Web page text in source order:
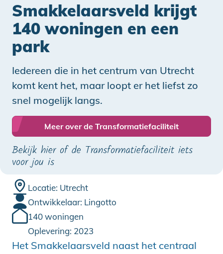
Smakkelaarsveld krijgt
140 woningen en een
park
Iedereen die in het centrum van Utrecht
komt kent het, maar loopt er het liefst zo
snel mogelijk langs.
Meer over de Transformatiefaciliteit
Bekijk hier of de Transformatiefaciliteit iets
voor jou is
Locatie: Utrecht
Ontwikkelaar: Lingotto
140 woningen
Oplevering: 2023
Het Smakkelaarsveld naast het centraal